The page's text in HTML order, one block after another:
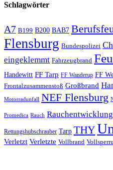
Schlagwörter
A7 B199 B200 BAB7
Flensburg Bundespolizei
eingeklemmt Fahrzeugbrand
Handewitt FF Tarp FF Wanderup FF
Frontalzusammenstoß Großbrand
Motorradunfall NEF Flensburg
Promedica Rauch Rauchentwicklung
Rettungshubschrauber Tarp THY
Verletzt Verletzte Vollbrand